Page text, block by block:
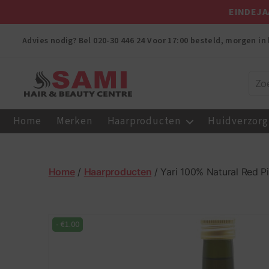
Advies nodig? Bel 020-30 446 24 Voor 17:00 besteld, morgen in
Hair
Centre
Home Merken Haarproducten
Home/ Haarproducten / Yari 100% Natural Red
- €1.00